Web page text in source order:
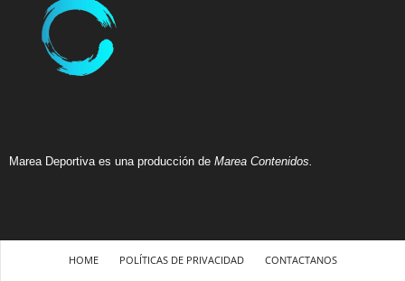
Marea Deportiva es una producción de Marea Contenidos.
HOME POLÍTICAS DE PRIVACIDAD
CONTACTANOS